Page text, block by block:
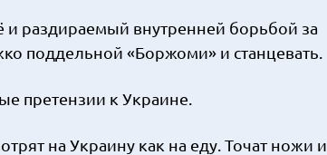
раздираемый внутренней борьбой за
поддельной «Боржоми» и станцевать.
претензии к Украине.
на Украину как на еду. Точат ножи и